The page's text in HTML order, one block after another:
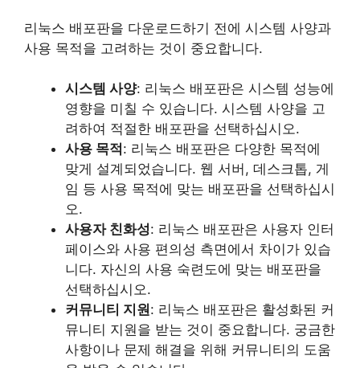
리눅스 배포판을 다운로드하기 전에 시스템 사양과
사용 목적을 고려하는 것이 중요합니다.
시스템 사양: 리눅스 배포판은 시스템 성능에
영향을 미칠 수 있습니다. 시스템 사양을 고
려하여 적절한 배포판을 선택하십시오.
사용 목적 : 리눅스 배포판은 다양한 목적에
맞게 설계되었습니다. 웹 서버, 데스크톱, 게
임 등 사용 목적에 맞는 배포판을 선택하십시
오.
사용자 친화성: 리눅스 배포판은 사용자 인터
페이스와 사용 편의성 측면에서 차이가 있습
니다. 자신의 사용 숙련도에 맞는 배포판을
선택하십시오.
커뮤니티 지원: 리눅스 배포판은 활성화된 커
뮤니티 지원을 받는 것이 중요합니다. 궁금한
사항이나 문제 해결을 위해 커뮤니티의 도움